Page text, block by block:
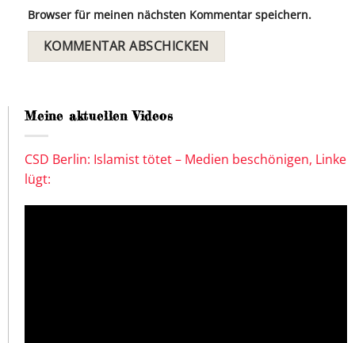
Browser für meinen nächsten Kommentar speichern.
Meine aktuellen Videos
CSD Berlin: Islamist tötet – Medien beschönigen, Linke
lügt: